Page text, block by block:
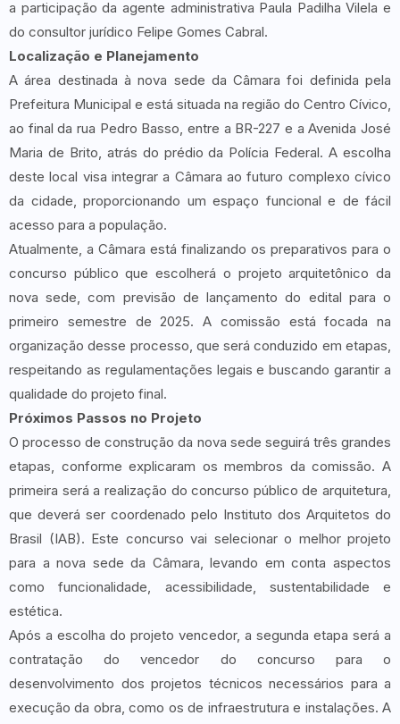
a participação da agente administrativa Paula Padilha Vilela e
do consultor jurídico Felipe Gomes Cabral.
Localização e Planejamento
A área destinada à nova sede da Câmara foi definida pela
Prefeitura Municipal e está situada na região do Centro Cívico,
ao final da rua Pedro Basso, entre a BR-227 e a Avenida José
Maria de Brito, atrás do prédio da Polícia Federal. A escolha
deste local visa integrar a Câmara ao futuro complexo cívico
da cidade, proporcionando um espaço funcional e de fácil
acesso para a população.
Atualmente, a Câmara está finalizando os preparativos para o
concurso público que escolherá o projeto arquitetônico da
nova sede, com previsão de lançamento do edital para o
primeiro semestre de 2025. A comissão está focada na
organização desse processo, que será conduzido em etapas,
respeitando as regulamentações legais e buscando garantir a
qualidade do projeto final.
Próximos Passos no Projeto
O processo de construção da nova sede seguirá três grandes
etapas, conforme explicaram os membros da comissão. A
primeira será a realização do concurso público de arquitetura,
que deverá ser coordenado pelo Instituto dos Arquitetos do
Brasil (IAB). Este concurso vai selecionar o melhor projeto
para a nova sede da Câmara, levando em conta aspectos
como funcionalidade, acessibilidade, sustentabilidade e
estética.
Após a escolha do projeto vencedor, a segunda etapa será a
contratação do vencedor do concurso para o
desenvolvimento dos projetos técnicos necessários para a
execução da obra, como os de infraestrutura e instalações. A